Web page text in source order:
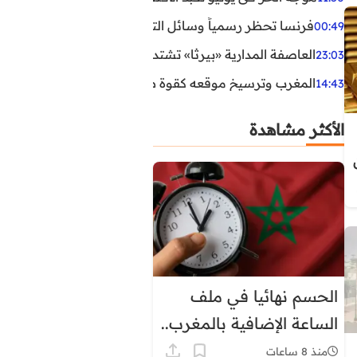
00:49فرنسا تحظر رسمياً وسائل التواصل الاجتماعي على القاصرين
23:03العاصفة المدارية «بيرثا» تشتد وتقترب من سواحل
14:43المغرب وترسيخ موقعه كقوة طاقية إقليمية
الأكثر مشاهدة
الحسم نهائيا في ملف
الساعة الإضافية بالمغرب..
هذا موعد العودة إلى
منذ 8 ساعات